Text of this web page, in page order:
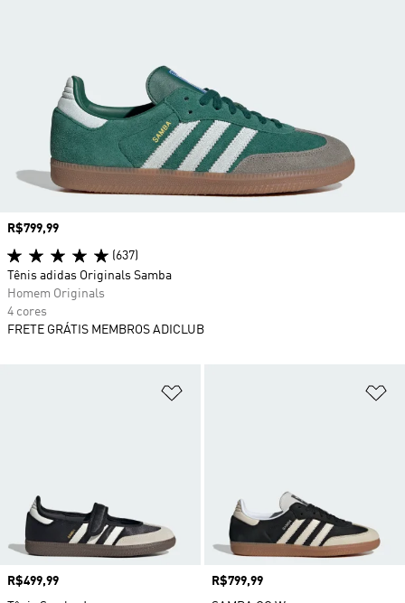
Preço
R$499,99
Preço
R$799,99
Preço
R$799,99
(637)
Tênis adidas Originals Samba
Homem Originals
4 cores
FRETE GRÁTIS MEMBROS ADICLUB